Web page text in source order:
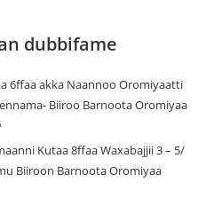
dubbifame
6ffaa akka Naannoo Oromiyaatti
Biiroo Barnoota Oromiyaa
Kutaa 8ffaa Waxabajjii 3 – 5/
Biiroon Barnoota Oromiyaa